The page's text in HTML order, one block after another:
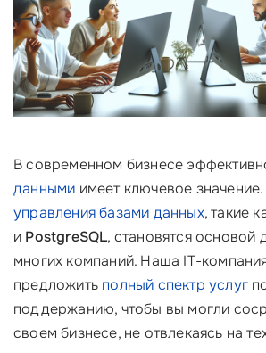
В современном бизнесе
данными имеет ключевое значение.
управления базами данных, такие
и PostgreSQL, становятся основой
многих компаний. Наша IT-
предложить полный спектр услуг
поддержанию, чтобы вы могли
своем бизнесе, не отвлекаясь на